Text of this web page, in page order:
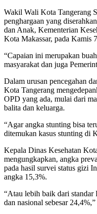
Wakil Wali Kota Tangerang
penghargaan yang
dan Anak, Kementerian
Kota Makassar, pada Kamis
“Capaian ini merupakan
masyarakat dan juga
Dalam urusan pencegahan
Kota Tangerang
OPD yang ada, mulai dari
balita dan keluarga.
“Agar angka stunting bisa
ditemukan kasus stunting di
Kepala Dinas Kesehatan
mengungkapkan, angka
pada hasil survei status gizi
angka 15,3%.
“Atau lebih baik dari standar
dan nasional sebesar